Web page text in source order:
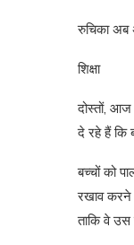
रुचिका अब
शिक्षा
दोस्तों,
दे रहे हैं कि
बच्चों को
रखाव करने
ताकि वे